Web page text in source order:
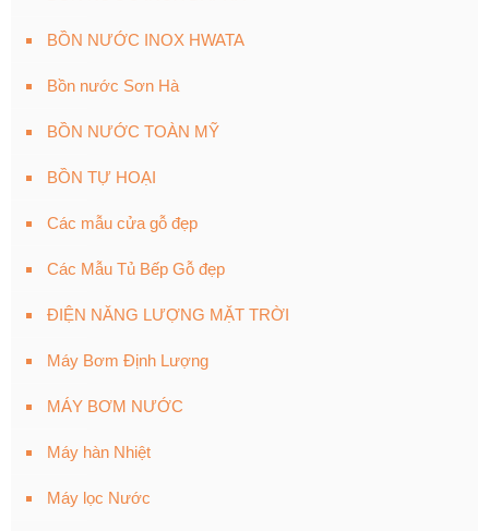
BỒN NƯỚC INOX HWATA
Bồn nước Sơn Hà
BỒN NƯỚC TOÀN MỸ
BỒN TỰ HOẠI
Các mẫu cửa gỗ đẹp
Các Mẫu Tủ Bếp Gỗ đẹp
ĐIỆN NĂNG LƯỢNG MẶT TRỜI
Máy Bơm Định Lượng
MÁY BƠM NƯỚC
Máy hàn Nhiệt
Máy lọc Nước